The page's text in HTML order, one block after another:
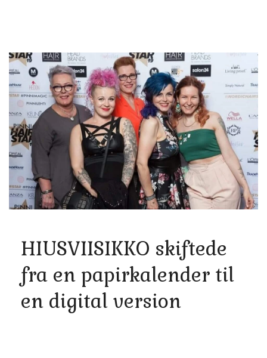
HIUSVIISIKKO skiftede
fra en papirkalender til
en digital version